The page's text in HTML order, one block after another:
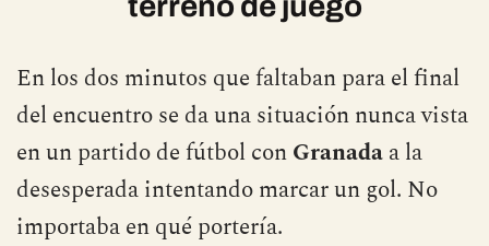
En los dos minutos que faltaban para el final
del encuentro se da una situación nunca vista
en un partido de fútbol conGranadaa la
desesperada intentando marcar un gol. No
importaba en qué portería.